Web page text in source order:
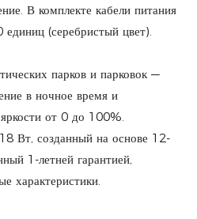
В комплекте кабели питания
(серебристый цвет).
парков и парковок —
в ночное время и
от 0 до 100%.
Вт, созданный на основе 12-
1-летней гарантией,
характеристики.